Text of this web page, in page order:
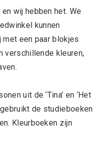
wij hebben het. We
kunnen
met een paar blokjes
verschillende kleuren,
uit de ‘Tina’ en ‘Het
de studieboeken
Kleurboeken zijn